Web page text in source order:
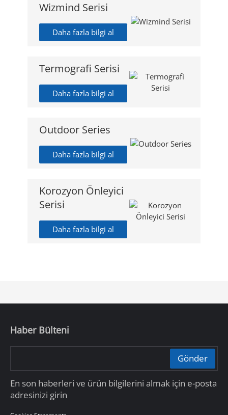
Wizmind Serisi
Daha fazla bilgi al
Termografi Serisi
Daha fazla bilgi al
Outdoor Series
Daha fazla bilgi al
Korozyon Önleyici
Serisi
Daha fazla bilgi al
Haber Bülteni
Gönder
En son haberleri ve ürün bilgilerini almak için e-posta
adresinizi girin